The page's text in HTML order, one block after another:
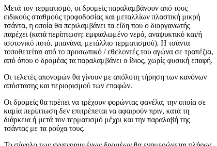
Μετά τον τερματισμό, οι δρομείς παραλαμβάνουν από τους
ειδικούς σταθμούς τροφοδοσίας και μεταλλίων πλαστική μικρή
τσάντα, η οποία θα περιλαμβάνει τα είδη που ο διοργανωτής
παρέχει (κατά περίπτωση: εμφιαλωμένο νερό, αναψυκτικό και/ή
ισοτονικό ποτό, μπανάνα, μετάλλιο τερματισμού). Η τσάντα
τοποθετείται από το προσωπικό / εθελοντές του αγώνα σε τραπέζια,
από όπου ο δρομέας τα παραλαμβάνει ο ίδιος, χωρίς φυσική επαφή.
Οι τελετές απονομών θα γίνουν με απόλυτη τήρηση των κανόνων
απόστασης και περιορισμού των επαφών.
Οι δρομείς θα πρέπει να τρέχουν φορώντας φανέλα, την οποία σε
καμία περίπτωση δεν επιτρέπεται να αφαιρούν πριν, κατά τη
διάρκεια ή μετά τον τερματισμό μέχρι και την παραλαβή της
τσάντας με τα ρούχα τους.